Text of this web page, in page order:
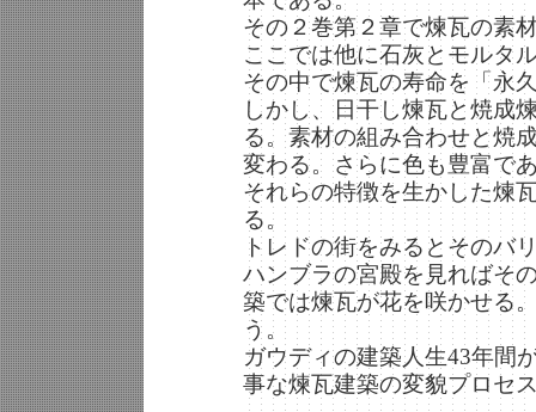
その２巻第２章で煉瓦の素
ここでは他に石灰とモルタ
その中で煉瓦の寿命を「永
しかし、日干し煉瓦と焼成
る。素材の組み合わせと焼
変わる。さらに色も豊富で
それらの特徴を生かした煉
る。
トレドの街をみるとそのバ
ハンブラの宮殿を見ればそ
築では煉瓦が花を咲かせる
う。
ガウディの建築人生43年間
事な煉瓦建築の変貌プロセ